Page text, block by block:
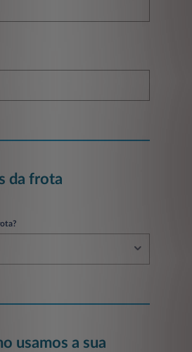
da frota
usamos a sua